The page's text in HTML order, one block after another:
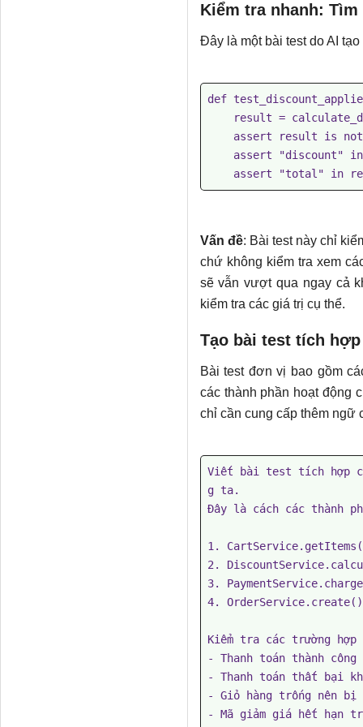
Kiểm tra nhanh: Tìm
Đây là một bài test do AI
def
Vấn đề: Bài test này chỉ
chứ không kiểm tra xem
sẽ vẫn vượt qua ngay cả
kiểm tra các giá trị cụ thể.
Tạo bài test tích hợp
Bài test đơn vị bao gồm
các thành phần hoạt động
chỉ cần cung cấp thêm ngữ
Viết bài test tích hợp
g ta.
Đây là cách các thành
1.
2.
3.
4.
Kiểm tra các trường hợp
- Thanh toán thành
- Thanh toán thất bại
- Giỏ hàng trống nên bị
- Mã giảm giá hết hạn